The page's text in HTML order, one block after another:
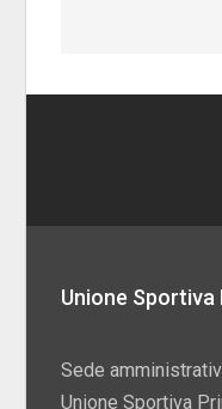
Unione
Sede
Unione Sportiva